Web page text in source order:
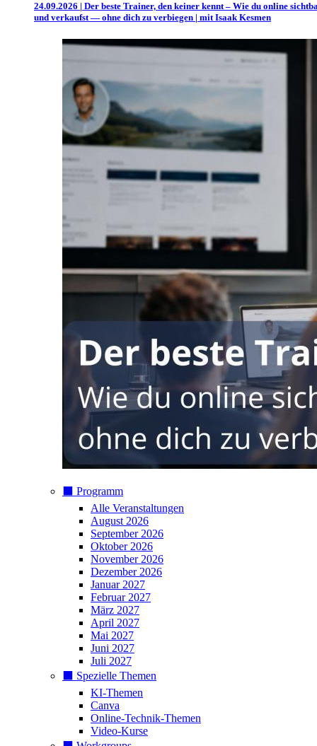
24.09.2026 | Der beste Trainer, den keiner kennt – Wie du online
und verkaufst — ohne dich zu verbiegen | mit Isaak Kesmen
⬛️ Programm
Alle Veranstaltungen
August 2026
September 2026
Oktober 2026
November 2026
Dezember 2026
Januar 2027
Februar 2027
März 2027
April 2027
Mai 2027
Juni 2027
Juli 2027
⬛️ Spezielle Themen
KI-Themen
Canva
Online-Technik-Themen
Video-Kurse